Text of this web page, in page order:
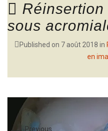
sous
Published on 7 août 2018 in
en
Previous